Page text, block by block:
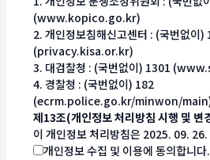
(www.kopico.go.kr)
2. 개인정보침해신고센터 : (국번없이)
(privacy.kisa.or.kr)
3. 대검찰청 : (국번없이) 1301
4. 경찰청 : (국번없이) 182
(ecrm.police.go.kr/minwon/
제13조(개인정보 처리방침 시행 및 변
이 개인정보 처리방침은 2025. 09.
개인정보 수집 및 이용에 동의합니다.